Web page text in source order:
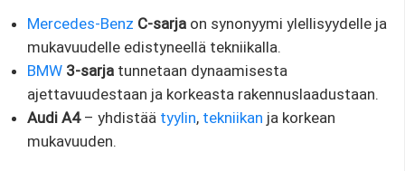
Mercedes-Benz C-sarja on synonyymi ylellisyydelle ja
mukavuudelle edistyneellä tekniikalla.
BMW 3-sarja tunnetaan dynaamisesta
ajettavuudestaan ​​ja korkeasta rakennuslaadustaan.
Audi A4– yhdistää tyylin, tekniikan ja korkean
mukavuuden.